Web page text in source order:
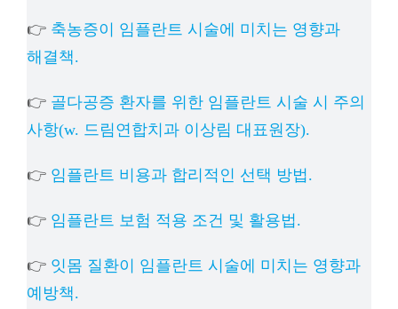
👉 축농증이 임플란트 시술에 미치는 영향과
해결책.
👉 골다공증 환자를 위한 임플란트 시술 시 주의
사항(w. 드림연합치과 이상림 대표원장).
👉 임플란트 비용과 합리적인 선택 방법.
👉 임플란트 보험 적용 조건 및 활용법.
👉 잇몸 질환이 임플란트 시술에 미치는 영향과
예방책.